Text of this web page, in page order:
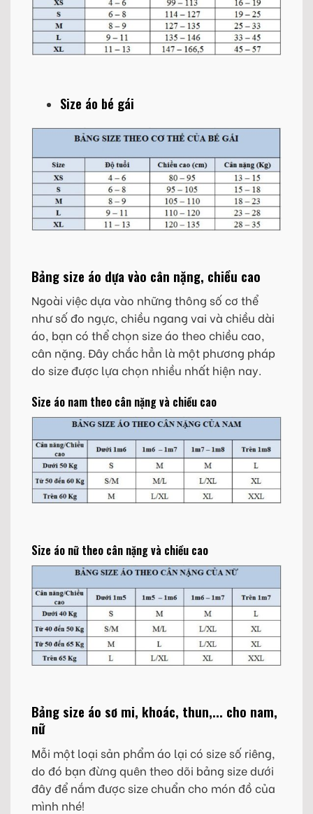
Size áo bé gái
Bảng size áo dựa vào cân nặng, chiều cao
Ngoài việc dựa vào những thông số cơ thể
như số đo ngực, chiều ngang vai và chiều dài
áo, bạn có thể chọn size áo theo chiều cao,
cân nặng. Đây chắc hẳn là một phương pháp
do size được lựa chọn nhiều nhất hiện nay.
Size áo nam theo cân nặng và chiều cao
Size áo nữ theo cân nặng và chiều cao
Bảng size áo sơ mi, khoác, thun,... cho nam,
nữ
Mỗi một loại sản phẩm áo lại có size số riêng,
do đó bạn đừng quên theo dõi bảng size dưới
đây để nắm được size chuẩn cho món đồ của
mình nhé!